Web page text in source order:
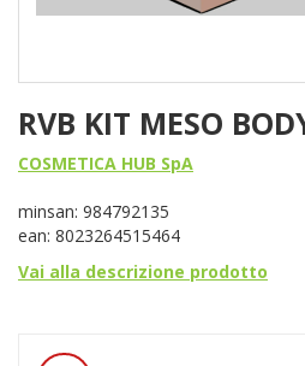
RVB KIT MESO
COSMETICA HUB SpA
minsan: 984792135
ean: 8023264515464
Vai alla descrizione prodotto